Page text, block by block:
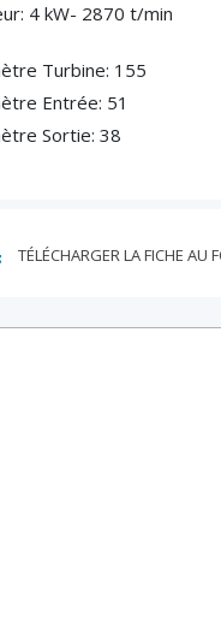
4 kW- 2870 t/min
Turbine: 155
Entrée: 51
Sortie: 38